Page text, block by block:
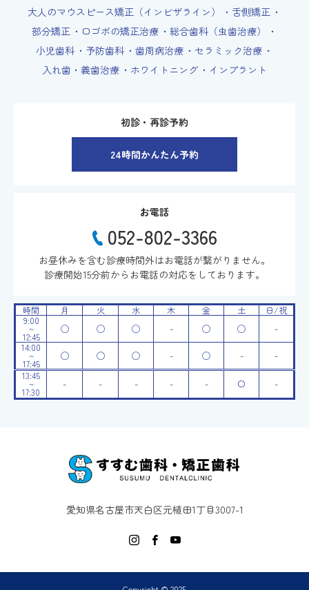
大人のマウスピース矯正（インビザライン）
舌側矯正
部分矯正
口ゴボの矯正治療
総合歯科（虫歯治療）
小児歯科
予防歯科 歯周病治療
セラミック治療
入れ歯・義歯治療
ホワイトニング インプラント
初診・再診予約
24時間かんたん予約
お電話
052-802-3366
お昼休みを含む診療時間外はお電話が繋がりません。
診療開始15分前からお電話の対応をしております。
時間 月 火 水 木 金 土
日/祝
9:00
~
12:45
◯ ◯ ◯ - ◯ ◯
-
14:00
~
17:45
◯ ◯ ◯ - ◯ -
-
13:45
~
17:30
- - - - - 〇 -
愛知県名古屋市天白区元植田1丁目3007-1